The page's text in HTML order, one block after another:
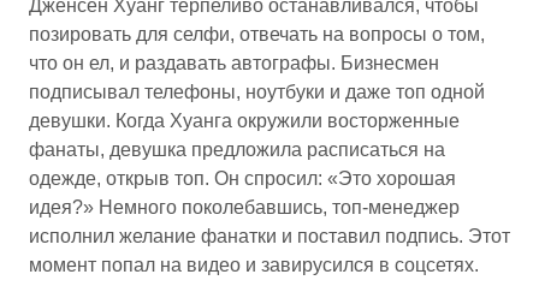
Дженсен Хуанг терпеливо останавливался, чтобы
позировать для селфи, отвечать на вопросы о том,
что он ел, и раздавать автографы. Бизнесмен
подписывал телефоны, ноутбуки и даже топ одной
девушки. Когда Хуанга окружили восторженные
фанаты, девушка предложила расписаться на
одежде, открыв топ. Он спросил: «Это хорошая
идея?» Немного поколебавшись, топ-менеджер
исполнил желание фанатки и поставил подпись. Этот
момент попал на видео и завирусился в соцсетях.